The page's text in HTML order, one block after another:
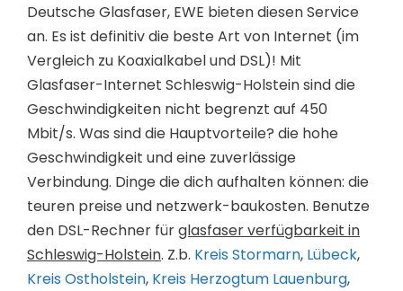
Deutsche Glasfaser, EWE bieten diesen Service
an. Es ist definitiv die beste Art von Internet (im
Vergleich zu Koaxialkabel und DSL)! Mit
Glasfaser-Internet Schleswig-Holstein sind die
Geschwindigkeiten nicht begrenzt auf 450
Mbit/s. Was sind die Hauptvorteile? die hohe
Geschwindigkeit und eine zuverlässige
Verbindung. Dinge die dich aufhalten können: die
teuren preise und netzwerk-baukosten. Benutze
den DSL-Rechner fürglasfaser verfügbarkeit in
Schleswig-Holstein. Z.b. Kreis Stormarn, Lübeck,
Kreis Ostholstein, Kreis Herzogtum Lauenburg,